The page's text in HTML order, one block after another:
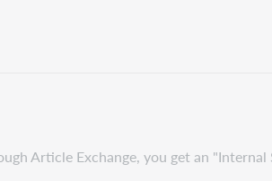
Article Exchange, you get an "Internal